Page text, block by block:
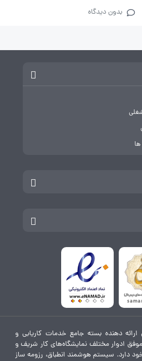
بدون دیدگاه
دهنده بسته جامع خدمات کاریابی و
موفق ادوار مختلف نمایشگاه‌های کار شریف و
خود دارد. سیستم هوشمند انطباق، رزومه ساز